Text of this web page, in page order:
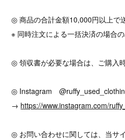
◎ 商品の合計金額10,000円以上で
※ 同時注文による一括決済の場合
◎ 領収書が必要な場合は、ご購入
◎ Instagram
→ https://www.instagram.com/
◎ お問い合わせに関しては、当サ